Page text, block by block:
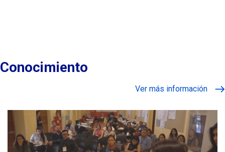
Conocimiento
Ver más información